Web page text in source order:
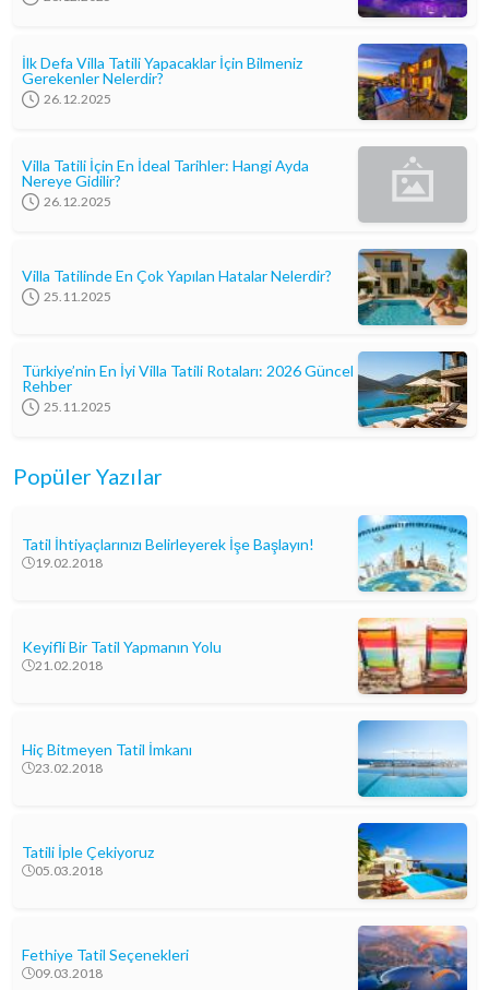
İlk Defa Villa Tatili Yapacaklar İçin Bilmeniz
Gerekenler Nelerdir?
26.12.2025
Villa Tatili İçin En İdeal Tarihler: Hangi Ayda
Nereye Gidilir?
26.12.2025
Villa Tatilinde En Çok Yapılan Hatalar Nelerdir?
25.11.2025
Türkiye’nin En İyi Villa Tatili Rotaları: 2026 Güncel
Rehber
25.11.2025
Popüler Yazılar
Tatil İhtiyaçlarınızı Belirleyerek İşe Başlayın!
19.02.2018
Keyifli Bir Tatil Yapmanın Yolu
21.02.2018
Hiç Bitmeyen Tatil İmkanı
23.02.2018
Tatili İple Çekiyoruz
05.03.2018
Fethiye Tatil Seçenekleri
09.03.2018